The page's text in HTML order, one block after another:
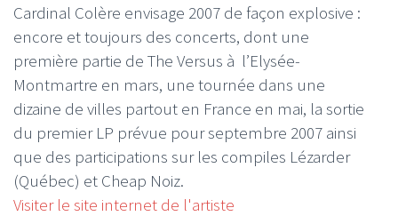
Cardinal Colère envisage 2007 de façon explosive :
encore et toujours des concerts, dont une
première partie de The Versus à l’Elysée-
Montmartre en mars, une tournée dans une
dizaine de villes partout en France en mai, la sortie
du premier LP prévue pour septembre 2007 ainsi
que des participations sur les compiles Lézarder
(Québec) et Cheap Noiz.
Visiter le site internet de l'artiste